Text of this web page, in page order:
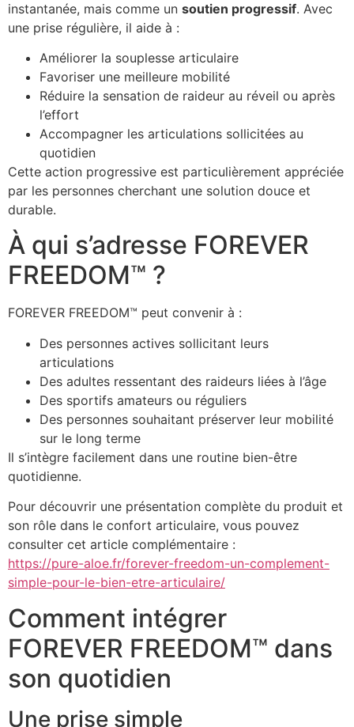
instantanée, mais comme un soutien progressif. Avec
une prise régulière, il aide à :
Améliorer la souplesse articulaire
Favoriser une meilleure mobilité
Réduire la sensation de raideur au réveil ou après
l’effort
Accompagner les articulations sollicitées au
quotidien
Cette action progressive est particulièrement appréciée
par les personnes cherchant une solution douce et
durable.
À qui s’adresse FOREVER
FREEDOM™ ?
FOREVER FREEDOM™ peut convenir à :
Des personnes actives sollicitant leurs
articulations
Des adultes ressentant des raideurs liées à l’âge
Des sportifs amateurs ou réguliers
Des personnes souhaitant préserver leur mobilité
sur le long terme
Il s’intègre facilement dans une routine bien-être
quotidienne.
Pour découvrir une présentation complète du produit et
son rôle dans le confort articulaire, vous pouvez
consulter cet article complémentaire :
https://pure-aloe.fr/forever-freedom-un-complement-
simple-pour-le-bien-etre-articulaire/
Comment intégrer
FOREVER FREEDOM™ dans
son quotidien
Une prise simple